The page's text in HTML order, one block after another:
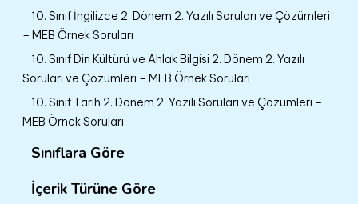
10. Sınıf İngilizce 2. Dönem 2. Yazılı Soruları ve Çözümleri
– MEB Örnek Soruları
10. Sınıf Din Kültürü ve Ahlak Bilgisi 2. Dönem 2. Yazılı
Soruları ve Çözümleri – MEB Örnek Soruları
10. Sınıf Tarih 2. Dönem 2. Yazılı Soruları ve Çözümleri –
MEB Örnek Soruları
Sınıflara Göre
İçerik Türüne Göre